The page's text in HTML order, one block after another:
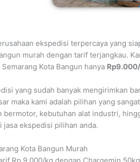
ekspedisi terpercaya yang
murah dengan tarif terjangkau.
Kota Bangun hanya
yang sudah banyak mengirimkan
maka kami adalah pilihan yang
kebutuhan alat industri,
jasa ekspedisi pilihan anda.
Kota Bangun Murah
Rp.9.000/kg dengan Chargemin